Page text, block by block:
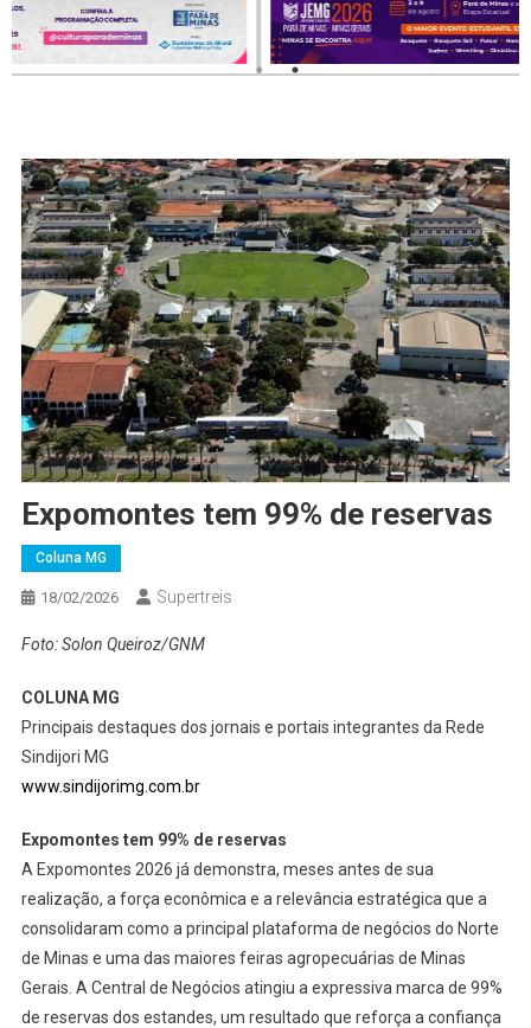
Expomontes tem 99% de reservas
Coluna MG
18/02/2026 Supertreis
Foto: Solon Queiroz/GNM
COLUNA MG
Principais destaques dos jornais e portais integrantes da Rede
Sindijori MG
www.sindijorimg.com.br
Expomontes tem 99% de reservas
A Expomontes 2026 já demonstra, meses antes de sua
realização, a força econômica e a relevância estratégica que a
consolidaram como a principal plataforma de negócios do Norte
de Minas e uma das maiores feiras agropecuárias de Minas
Gerais. A Central de Negócios atingiu a expressiva marca de 99%
de reservas dos estandes, um resultado que reforça a confiança